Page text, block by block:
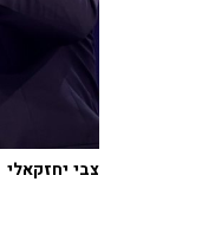
צבי יחזקאלי